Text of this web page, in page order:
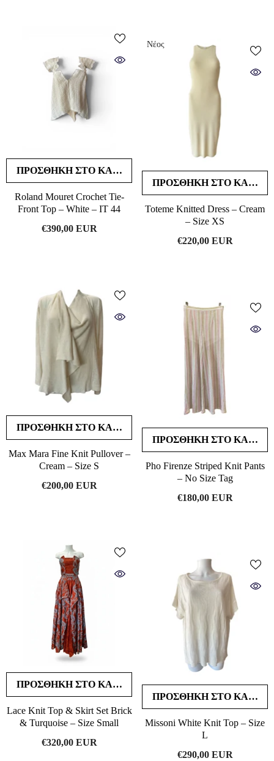
ΠΡΟΣΘΉΚΗ ΣΤΟ ΚΑΛΆΘΙ
Roland Mouret Crochet Tie-
Front Top – White – IT 44
€390,00 EUR
Νέος
ΠΡΟΣΘΉΚΗ ΣΤΟ ΚΑΛΆΘΙ
Toteme Knitted Dress – Cream
– Size XS
€220,00 EUR
ΠΡΟΣΘΉΚΗ ΣΤΟ ΚΑΛΆΘΙ
Max Mara Fine Knit Pullover –
Cream – Size S
€200,00 EUR
ΠΡΟΣΘΉΚΗ ΣΤΟ ΚΑΛΆΘΙ
Pho Firenze Striped Knit Pants
– No Size Tag
€180,00 EUR
ΠΡΟΣΘΉΚΗ ΣΤΟ ΚΑΛΆΘΙ
Lace Knit Top & Skirt Set Brick
& Turquoise – Size Small
€320,00 EUR
ΠΡΟΣΘΉΚΗ ΣΤΟ ΚΑΛΆΘΙ
Missoni White Knit Top – Size
L
€290,00 EUR